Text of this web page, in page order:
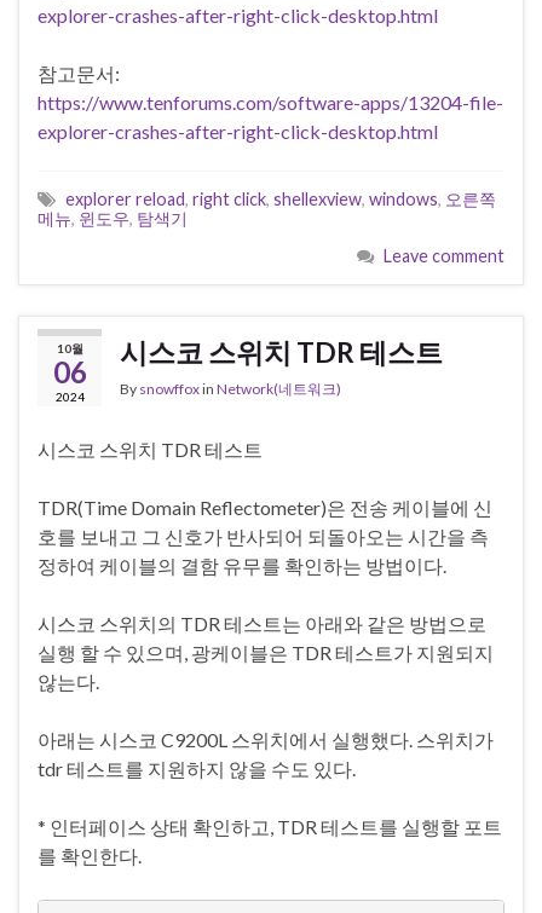
explorer-crashes-after-right-click-desktop.html
참고문서:
https://www.tenforums.com/software-apps/13204-file-
explorer-crashes-after-right-click-desktop.html
explorer reload, right click, shellexview, windows, 오른쪽
메뉴, 윈도우, 탐색기
Leave comment
10월
06
2024
시스코 스위치 TDR 테스트
By snowffoxin Network(네트워크)
시스코 스위치 TDR 테스트
TDR(Time Domain Reflectometer)은 전송 케이블에 신
호를 보내고 그 신호가 반사되어 되돌아오는 시간을 측
정하여 케이블의 결함 유무를 확인하는 방법이다.
시스코 스위치의 TDR 테스트는 아래와 같은 방법으로
실행 할 수 있으며, 광케이블은 TDR 테스트가 지원되지
않는다.
아래는 시스코 C9200L 스위치에서 실행했다. 스위치가
tdr 테스트를 지원하지 않을 수도 있다.
* 인터페이스 상태 확인하고, TDR 테스트를 실행할 포트
를 확인한다.